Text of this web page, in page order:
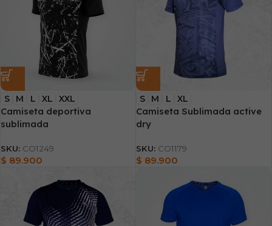
S M L XL XXL
Camiseta deportiva
sublimada
SKU: CO1249
$ 89.900
S M L XL
Camiseta Sublimada active
dry
SKU: CO1179
$ 89.900